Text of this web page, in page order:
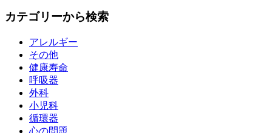
カテゴリーから検索
アレルギー
その他
健康寿命
呼吸器
外科
小児科
循環器